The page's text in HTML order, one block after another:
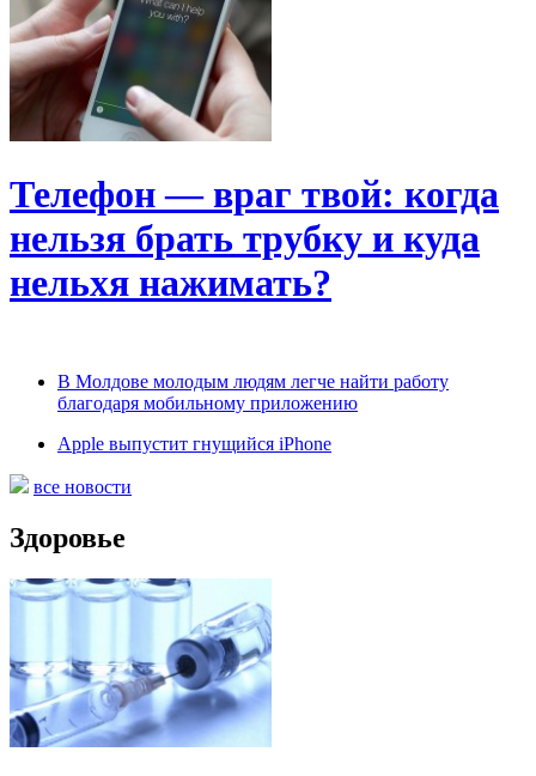
Телефон — враг твой: когда
нельзя брать трубку и куда
нельхя нажимать?
В Молдове молодым людям легче найти работу
благодаря мобильному приложению
Apple выпустит гнущийся iPhone
все новости
Здоровье